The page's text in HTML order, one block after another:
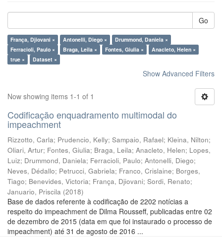
Go
França, Djiovani × Antonelli, Diego ×
Drummond, Daniela ×
Ferracioli, Paulo ×
Braga, Leila × Fontes, Giulia ×
Anacleto, Helen ×
true ×
Dataset ×
Show Advanced Filters
Now showing items 1-1 of 1
Codificação enquadramento multimodal do
impeachment
Rizzotto, Carla; Prudencio, Kelly; Sampaio, Rafael; Kleina, Nilton;
Oliari, Artur; Fontes, Giulia; Braga, Leila; Anacleto, Helen; Lopes,
Luiz; Drummond, Daniela; Ferracioli, Paulo; Antonelli, Diego;
Neves, Dédallo; Petrucci, Gabriela; Franco, Crislaine; Borges,
Tiago; Benevides, Victoria; França, Djiovani; Sordi, Renato;
Januario, Priscila (2018)
Base de dados referente à codificação de 2202 notícias a
respeito do impeachment de Dilma Rousseff, publicadas entre 02
de dezembro de 2015 (data em que foi instaurado o processo de
impeachment) até 31 de agosto de 2016 ...